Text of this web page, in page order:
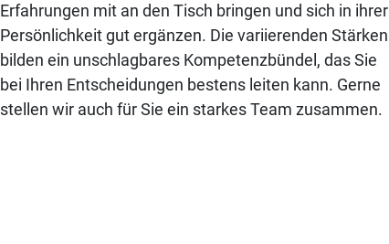
Erfahrungen mit an den Tisch bringen und sich in ihrer
Persönlichkeit gut ergänzen. Die variierenden Stärken
bilden ein unschlagbares Kompetenzbündel, das Sie
bei Ihren Entscheidungen bestens leiten kann. Gerne
stellen wir auch für Sie ein starkes Team zusammen.